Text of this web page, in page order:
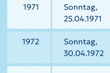
1971
Sonntag,
25.04.1971
1972
Sonntag,
30.04.1972